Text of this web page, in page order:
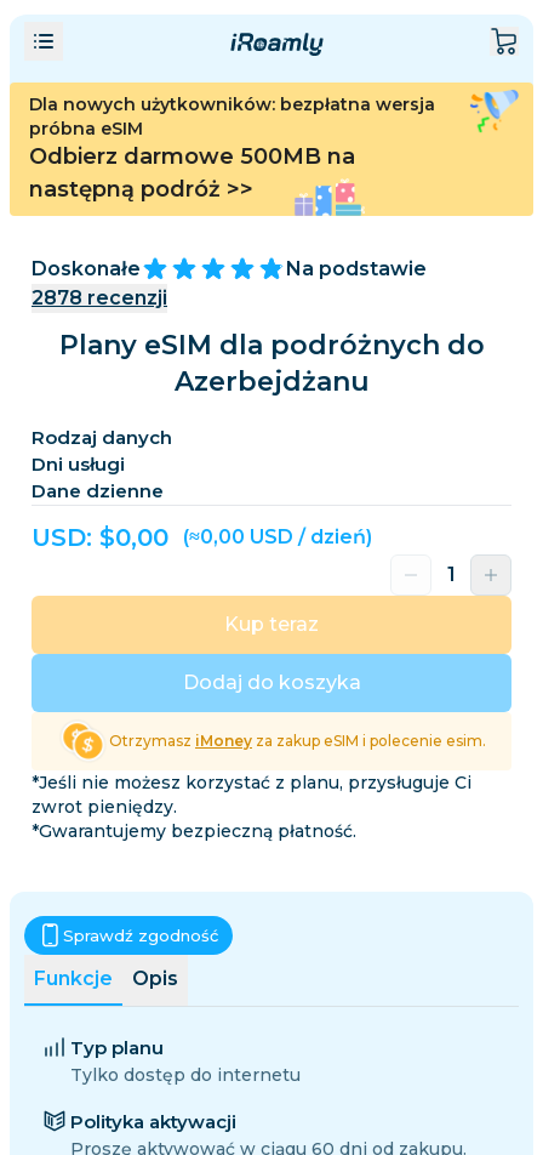
Dla nowych użytkowników: bezpłatna wersja
próbna eSIM
Odbierz darmowe 500MB na
następną podróż >>
Doskonałe
Na podstawie
2878 recenzji
Plany eSIM dla podróżnych do
Azerbejdżanu
Rodzaj danych
Dni usługi
Dane dzienne
USD: $0,00 (≈0,00 USD / dzień)
Dodaj do koszyka
Kup teraz
Otrzymasz iMoney za zakup eSIM i polecenie esim.
*Jeśli nie możesz korzystać z planu, przysługuje Ci
zwrot pieniędzy.
*Gwarantujemy bezpieczną płatność.
Funkcje Opis
Sprawdź zgodność
Typ planu
Tylko dostęp do internetu
Polityka aktywacji
Proszę aktywować w ciągu 60 dni od zakupu.